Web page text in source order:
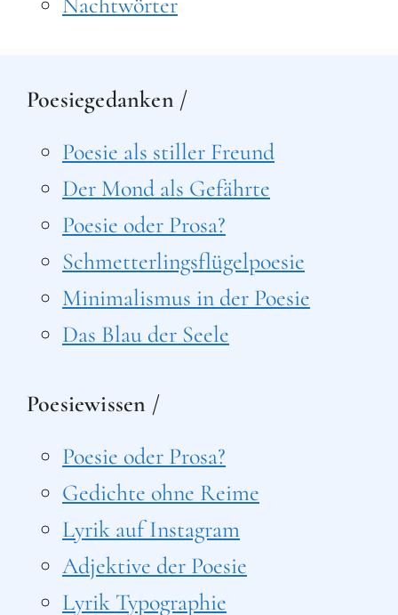
Poesiegedanken /
Poesie als stiller Freund
Der Mond als Gefährte
Poesie oder Prosa?
Schmetterlingsflügelpoesie
Minimalismus in der Poesie
Das Blau der Seele
Poesiewissen /
Poesie oder Prosa?
Gedichte ohne Reime
Lyrik auf Instagram
Adjektive der Poesie
Lyrik Typographie